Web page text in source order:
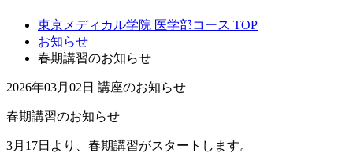
東京メディカル学院 医学部コース TOP
お知らせ
春期講習のお知らせ
2026年03月02日 講座のお知らせ
春期講習のお知らせ
3月17日より、春期講習がスタートします。